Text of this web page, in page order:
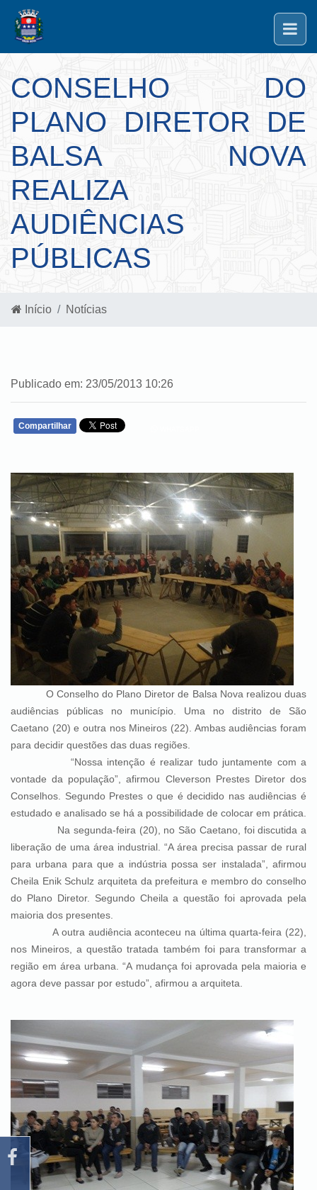
CONSELHO DO
PLANO DIRETOR DE
BALSA NOVA
REALIZA
AUDIÊNCIAS
PÚBLICAS
Início Notícias
Publicado em: 23/05/2013 10:26
Compartilhar
O Conselho do Plano Diretor de Balsa Nova realizou duas
audiências públicas no município. Uma no distrito de São
Caetano (20) e outra nos Mineiros (22). Ambas audiências foram
para decidir questões das duas regiões.
“Nossa intenção é realizar tudo juntamente com a
vontade da população”, afirmou Cleverson Prestes Diretor dos
Conselhos. Segundo Prestes o que é decidido nas audiências é
estudado e analisado se há a possibilidade de colocar em prática.
Na segunda-feira (20), no São Caetano, foi discutida a
liberação de uma área industrial. “A área precisa passar de rural
para urbana para que a indústria possa ser instalada”, afirmou
Cheila Enik Schulz arquiteta da prefeitura e membro do conselho
do Plano Diretor. Segundo Cheila a questão foi aprovada pela
maioria dos presentes.
A outra audiência aconteceu na última quarta-feira (22),
nos Mineiros, a questão tratada também foi para transformar a
região em área urbana. “A mudança foi aprovada pela maioria e
agora deve passar por estudo”, afirmou a arquiteta.